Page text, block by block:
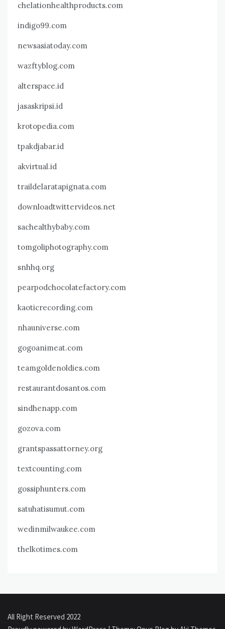
chelationhealthproducts.com
indigo99.com
newsasiatoday.com
wazftyblog.com
alterspace.id
jasaskripsi.id
krotopedia.com
tpakdjabar.id
akvirtual.id
traildelaratapignata.com
downloadtwittervideos.net
sachealthybaby.com
tomgoliphotography.com
snhhq.org
pearpodchocolatefactory.com
kaoticrecording.com
nhauniverse.com
gogoanimeat.com
teamgoldenoldies.com
restaurantdosantos.com
sindhenapp.com
gozova.com
grantspassattorney.org
textcounting.com
gossiphunters.com
satuhatisumut.com
wedinmilwaukee.com
thelkotimes.com
All Right Reserved 2022